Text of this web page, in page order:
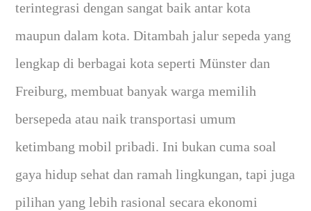
terintegrasi dengan sangat baik antar kota
maupun dalam kota. Ditambah jalur sepeda yang
lengkap di berbagai kota seperti Münster dan
Freiburg, membuat banyak warga memilih
bersepeda atau naik transportasi umum
ketimbang mobil pribadi. Ini bukan cuma soal
gaya hidup sehat dan ramah lingkungan, tapi juga
pilihan yang lebih rasional secara ekonomi